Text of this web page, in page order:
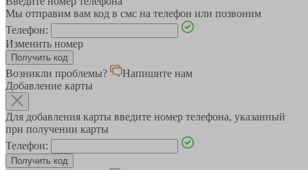
Мы отправим вам код в смс на телефон или позвоним
Телефон:
Изменить номер
Возникли проблемы?
Напишите нам
Добавление карты
Для добавления карты введите номер телефона, указанный
при получении карты
Телефон: